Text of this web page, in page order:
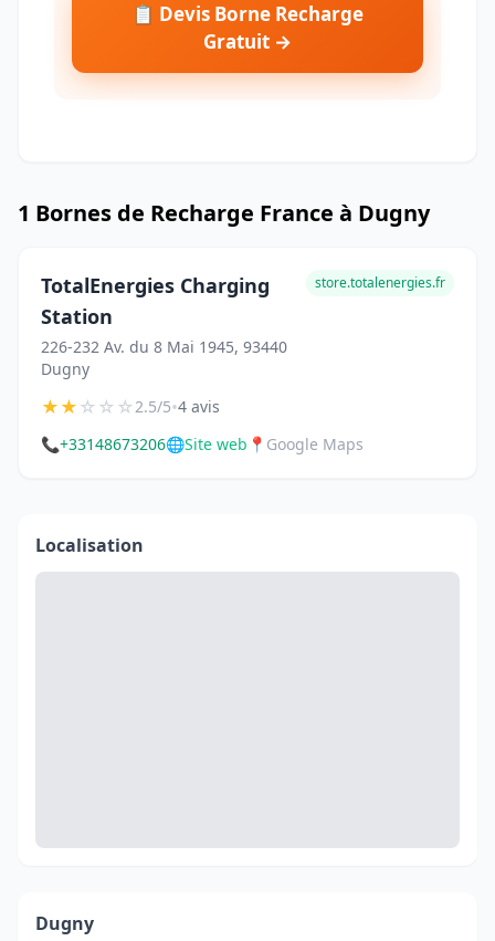
📋 Devis Borne Recharge
Gratuit →
1 Bornes de Recharge France à Dugny
TotalEnergies Charging
Station
226-232 Av. du 8 Mai 1945, 93440
Dugny
store.totalenergies.fr
★★☆☆☆2.5/5•4 avis
📞+33148673206🌐Site web 📍 Google Maps
Localisation
Dugny